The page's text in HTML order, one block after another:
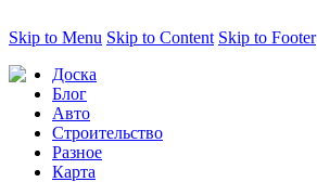
Skip to Menu Skip to Content Skip to Footer
Доска
Блог
Авто
Строительство
Разное
Карта